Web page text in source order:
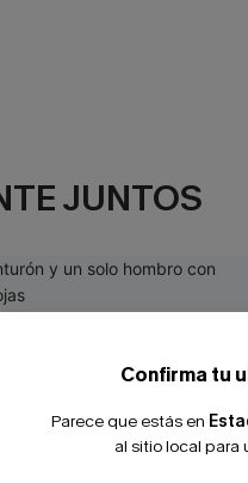
JUNTOS
Confirma tu
Parece que estás en
al sitio local para